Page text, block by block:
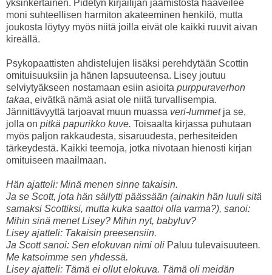
yksinkertainen. Pidetyn kirjailijan jäämistöstä haaveilee
moni suhteellisen harmiton akateeminen henkilö, mutta
joukosta löytyy myös niitä joilla eivät ole kaikki ruuvit aivan
kireällä.
Psykopaattisten ahdistelujen lisäksi perehdytään Scottin
omituisuuksiin ja hänen lapsuuteensa. Lisey joutuu
selviytyäkseen nostamaan esiin asioita purppuraverhon
takaa, eivätkä nämä asiat ole niitä turvallisempia.
Jännittävyyttä tarjoavat muun muassa veri-lummet ja se,
jolla on pitkä papurikko kuve. Toisaalta kirjassa puhutaan
myös paljon rakkaudesta, sisaruudesta, perhesiteiden
tärkeydestä. Kaikki teemoja, jotka nivotaan hienosti kirjan
omituiseen maailmaan.
Hän ajatteli: Minä menen sinne takaisin.
Ja se Scott, jota hän säilytti päässään (ainakin hän luuli sitä
samaksi Scottiksi, mutta kuka saattoi olla varma?), sanoi:
Mihin sinä menet Lisey? Mihin nyt, babyluv?
Lisey ajatteli: Takaisin preesensiin.
Ja Scott sanoi: Sen elokuvan nimi oli Paluu tulevaisuuteen.
Me katsoimme sen yhdessä.
Lisey ajatteli: Tämä ei ollut elokuva. Tämä oli meidän